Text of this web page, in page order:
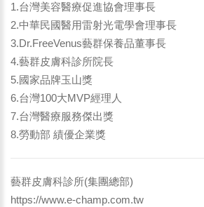
1.台灣美容醫療促進協會理事長
2.中華民國醫用雷射光電學會理事長
3.Dr.FreeVenus藝群保養品董事長
4.藝群皮膚科診所院長
5.國家品牌玉山獎
6.台灣100大MVP經理人
7.台灣醫療服務傑出獎
8.勞動部 績優企業獎
藝群皮膚科診所(集團總部)
https://www.e-champ.com.tw